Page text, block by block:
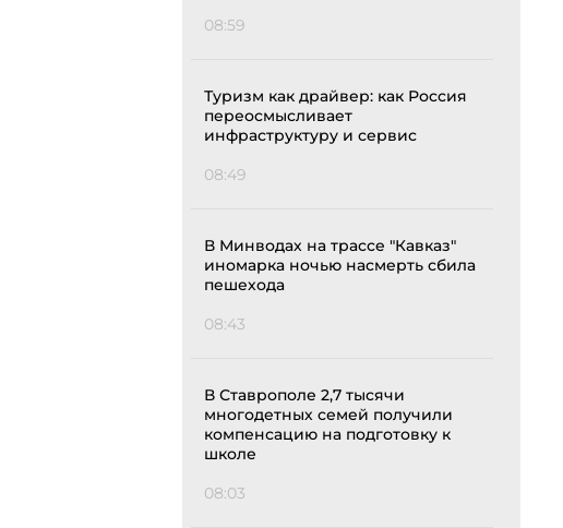
08:59
Туризм как драйвер: как Россия
переосмысливает
инфраструктуру и сервис
08:49
В Минводах на трассе "Кавказ"
иномарка ночью насмерть сбила
пешехода
08:43
В Ставрополе 2,7 тысячи
многодетных семей получили
компенсацию на подготовку к
школе
08:03